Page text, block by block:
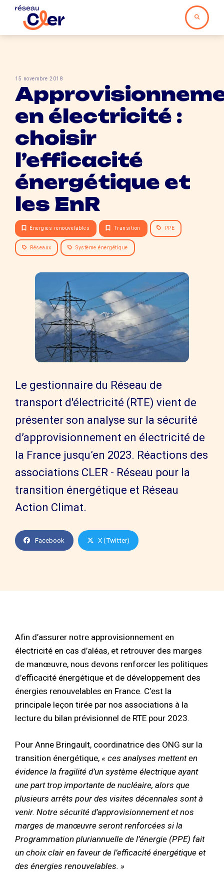
15 novembre 2018
en électricité :
choisir
l’efficacité
énergétique et
les EnR
Énergies renouvelables Transition PPE
Réseaux Système énergétique
Le gestionnaire du Réseau de
transport d'électricité (RTE) vient de
présenter son analyse sur la sécurité
d’approvisionnement en électricité de
la France jusqu’en 2023. Réactions des
associations CLER - Réseau pour la
transition énergétique et Réseau
Action Climat.
Facebook X (Twitter)
Afin d’assurer notre approvisionnement en
électricité en cas d’aléas, et retrouver des marges
de manœuvre, nous devons renforcer les politiques
d’efficacité énergétique et de développement des
énergies renouvelables en France. C’est la
principale leçon tirée par nos associations à la
lecture du bilan prévisionnel de RTE pour 2023.
Pour Anne Bringault, coordinatrice des ONG sur la
transition énergétique, « ces analyses mettent en
évidence la fragilité d’un système électrique ayant
une part trop importante de nucléaire, alors que
plusieurs arrêts pour des visites décennales sont à
venir. Notre sécurité d’approvisionnement et nos
marges de manœuvre seront renforcées si la
Programmation pluriannuelle de l’énergie (PPE) fait
un choix clair en faveur de l’efficacité énergétique et
des énergies renouvelables. »